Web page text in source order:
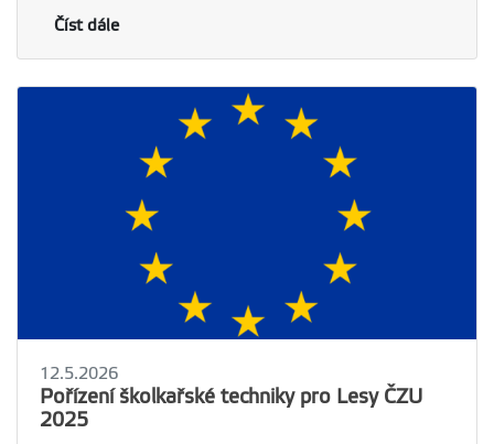
Číst dále
12.5.2026
Pořízení školkařské techniky pro Lesy ČZU
2025